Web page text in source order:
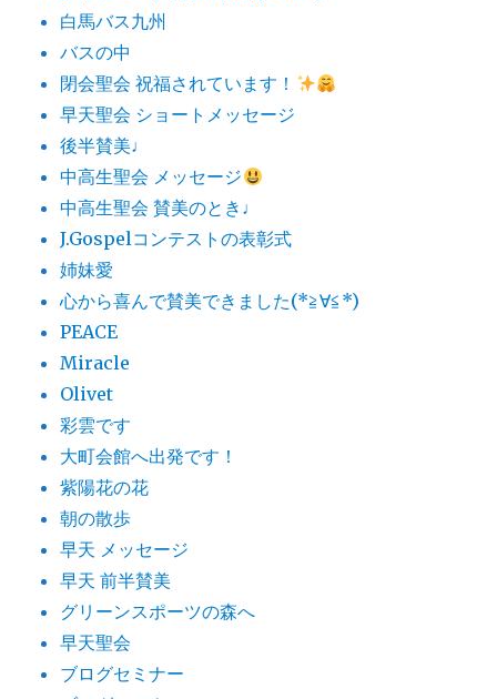
白馬バス九州
バスの中
閉会聖会 祝福されています！
早天聖会 ショートメッセージ
後半賛美♩
中高生聖会 メッセージ
中高生聖会 賛美のとき♩
J.Gospelコンテストの表彰式
姉妹愛
心から喜んで賛美できました(*≧∀≦*)
PEACE
Miracle
Olivet
彩雲です
大町会館へ出発です！
紫陽花の花
朝の散歩
早天 メッセージ
早天 前半賛美
グリーンスポーツの森へ
早天聖会
ブログセミナー